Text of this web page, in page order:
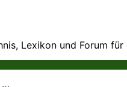
Lexikon und Forum